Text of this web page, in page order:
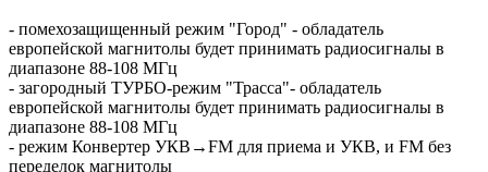
- помехозащищенный режим "Город" - обладатель
европейской магнитолы будет принимать радиосигналы в
диапазоне 88-108 МГц
- загородный ТУРБО-режим "Трасса"- обладатель
европейской магнитолы будет принимать радиосигналы в
диапазоне 88-108 МГц
- режим Конвертер УКВ→FM для приема и УКВ, и FM без
переделок магнитолы